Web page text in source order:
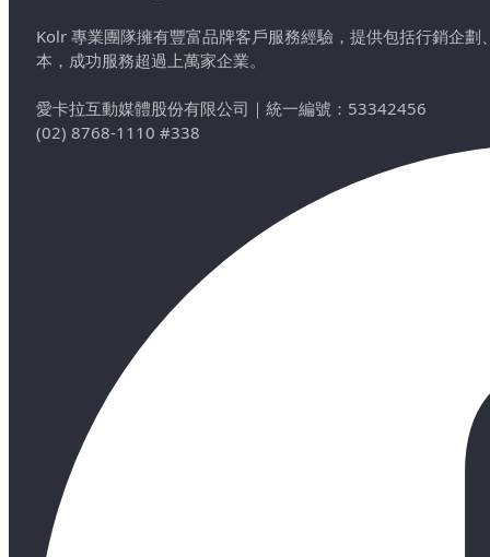
Kolr 專業團隊擁有豐富品牌客戶服務經驗，提供包括行銷企
本，成功服務超過上萬家企業。
愛卡拉互動媒體股份有限公司 ｜ 統一編號：53342456
(02) 8768-1110 #338